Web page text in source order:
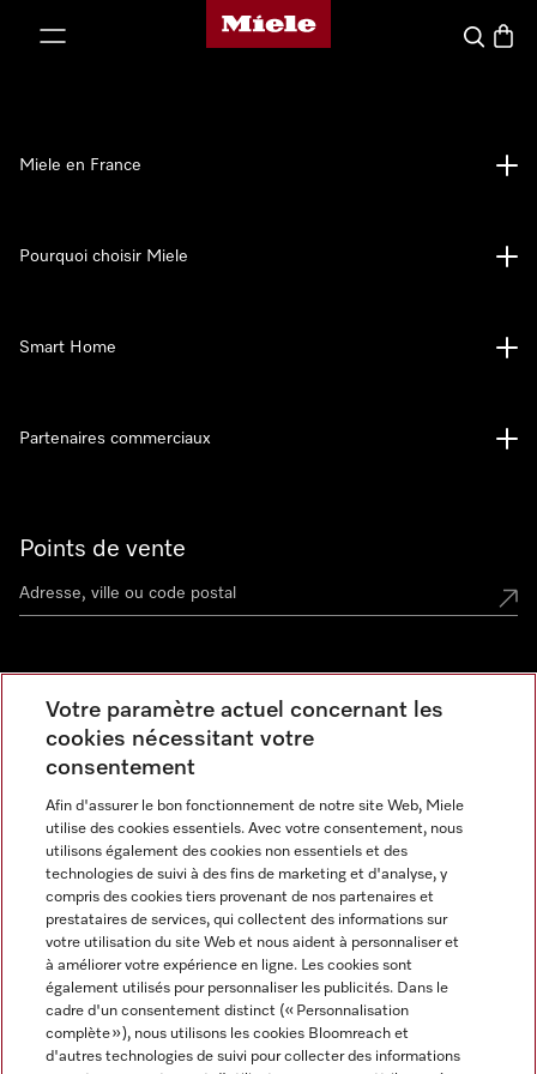
Page d'accueil Miele
Search
Points de vente
Découvrez la boutique Miele proche de chez vous
Newsletter
Miele en France
Pourquoi choisir Miele
Smart Home
Partenaires commerciaux
Miele sur Instagram
Miele sur Facebook
Miele sur Youtube
Votre paramètre actuel concernant les
cookies nécessitant votre
consentement
Afin d'assurer le bon fonctionnement de notre site Web, Miele
utilise des cookies essentiels. Avec votre consentement, nous
utilisons également des cookies non essentiels et des
technologies de suivi à des fins de marketing et d'analyse, y
compris des cookies tiers provenant de nos partenaires et
prestataires de services, qui collectent des informations sur
votre utilisation du site Web et nous aident à personnaliser et
à améliorer votre expérience en ligne. Les cookies sont
également utilisés pour personnaliser les publicités. Dans le
cadre d'un consentement distinct (« Personnalisation
complète »), nous utilisons les cookies Bloomreach et
d'autres technologies de suivi pour collecter des informations